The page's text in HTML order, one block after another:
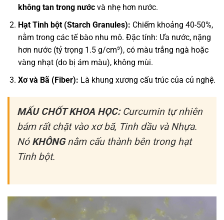
không tan trong nướcvà nhẹ hơn nước.
Hạt Tinh bột (Starch Granules): Chiếm khoảng 40-50%,
nằm trong các tế bào nhu mô. Đặc tính: Ưa nước, nặng
hơn nước (tỷ trọng 1.5 g/cm³), có màu trắng ngà hoặc
vàng nhạt (do bị ám màu), không mùi.
Xơ và Bã (Fiber): Là khung xương cấu trúc của củ nghệ.
MẤU CHỐT KHOA HỌC:Curcumin tự nhiên
bám rất chặt vào xơ bã, Tinh dầu và Nhựa.
Nó KHÔNGnằm cấu thành bên trong hạt
Tinh bột.